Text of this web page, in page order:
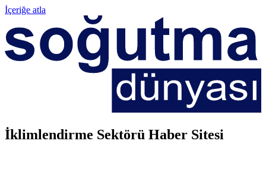
İçeriğe atla
İklimlendirme Sektörü Haber Sitesi